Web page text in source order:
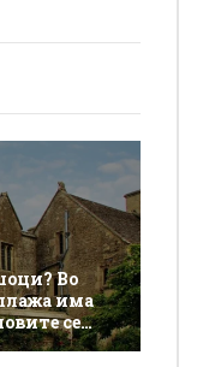
Во
има
се